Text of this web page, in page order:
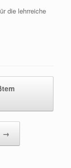
die lehrreiche
→